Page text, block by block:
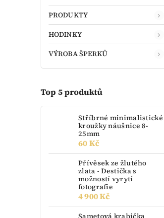
PRODUKTY
HODINKY
VÝROBA ŠPERKŮ
Top 5 produktů
Stříbrné minimalistické
kroužky náušnice 8-
25mm
60 Kč
Přívěsek ze žlutého
zlata - Destička s
možností vyrytí
fotografie
4 900 Kč
Sametová krabička
TIP